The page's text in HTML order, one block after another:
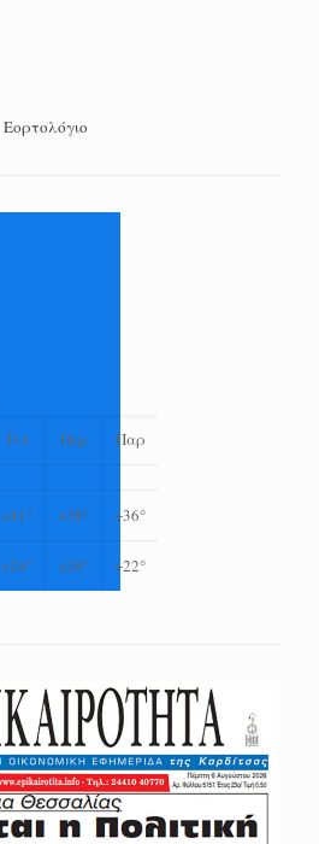
Εορτολόγιο
Τετ Πεμ Παρ
+41° +38° +36°
+24° +24° +22°